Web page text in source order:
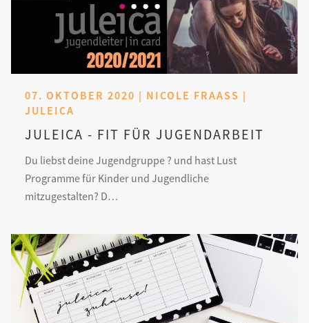
07. OKTOBER 2020 | NICOLE FRAASS | J
ULEICA
JULEICA - FIT FÜR JUGENDARBEIT
Du liebst deine Jugendgruppe ? und hast Lust
Programme für Kinder und Jugendliche
mitzugestalten? D…